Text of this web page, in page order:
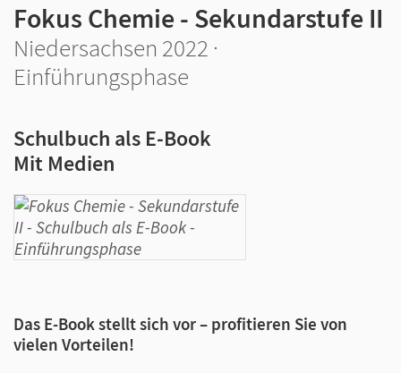
Fokus Chemie - Sekundarstufe II
Niedersachsen 2022 ·
Einführungsphase
Schulbuch als E-Book
Mit Medien
Das E-Book stellt sich vor – profitieren Sie von
vielen Vorteilen!